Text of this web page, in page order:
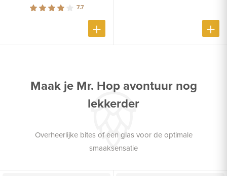
7.7
Maak je Mr. Hop avontuur nog
lekkerder
Overheerlijke bites of een glas voor de optimale
smaaksensatie